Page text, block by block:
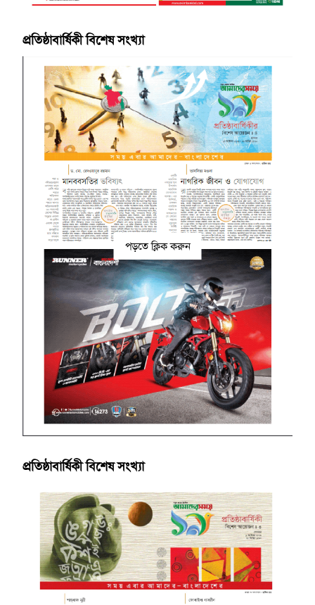
প্রতিষ্ঠাবার্ষিকী বিশেষ সংখ্যা
পড়তে ক্লিক করুন
প্রতিষ্ঠাবার্ষিকী বিশেষ সংখ্যা